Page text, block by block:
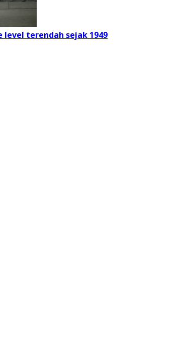
level terendah sejak 1949